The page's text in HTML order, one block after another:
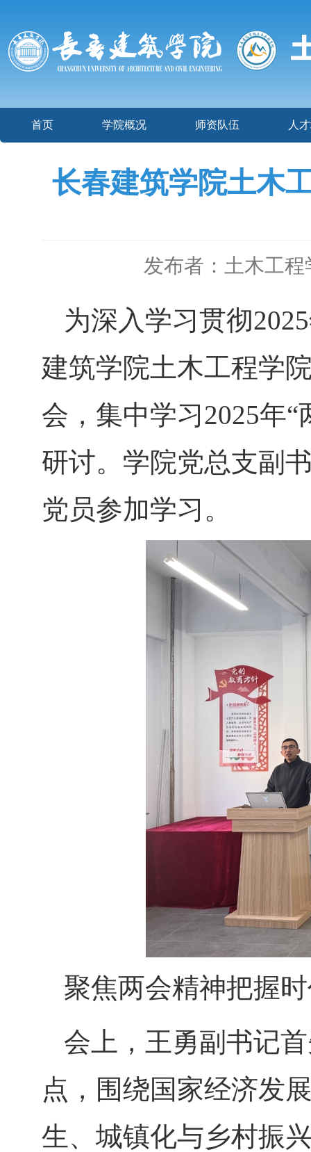
首页 学院概况 师资队伍 人
长春建筑学院土木
发布者：土木工程
为深入学习贯彻
建筑学院土木工程学
会，集中学习2025年
研讨。学院党总支副
党员参加学习。
聚焦两会精神把握
会上，王勇副书记
点，围绕国家经济发
生、城镇化与乡村振